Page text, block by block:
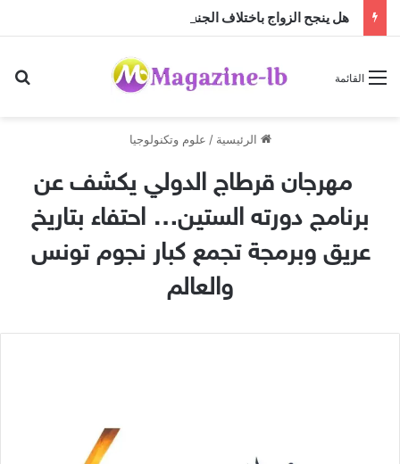
القائمة
الرئيسية / علوم وتكنولوجيا
مهرجان قرطاج الدولي يكشف عن
برنامج دورته الستين… احتفاء بتاريخ
عريق وبرمجة تجمع كبار نجوم تونس
والعالم